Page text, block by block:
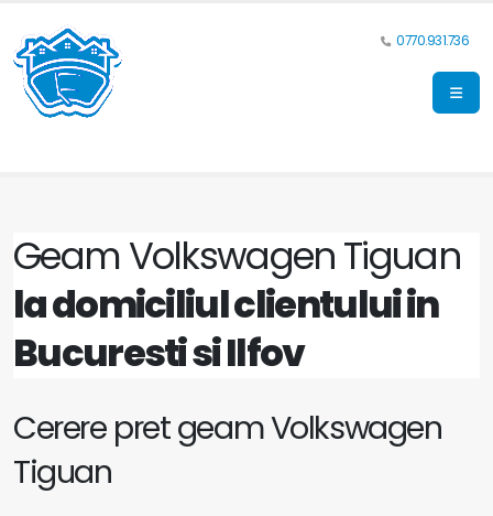
0770.931.736
Geam Volkswagen Tiguan
la domiciliul clientului in
Bucuresti si Ilfov
Cerere pret geam Volkswagen
Tiguan